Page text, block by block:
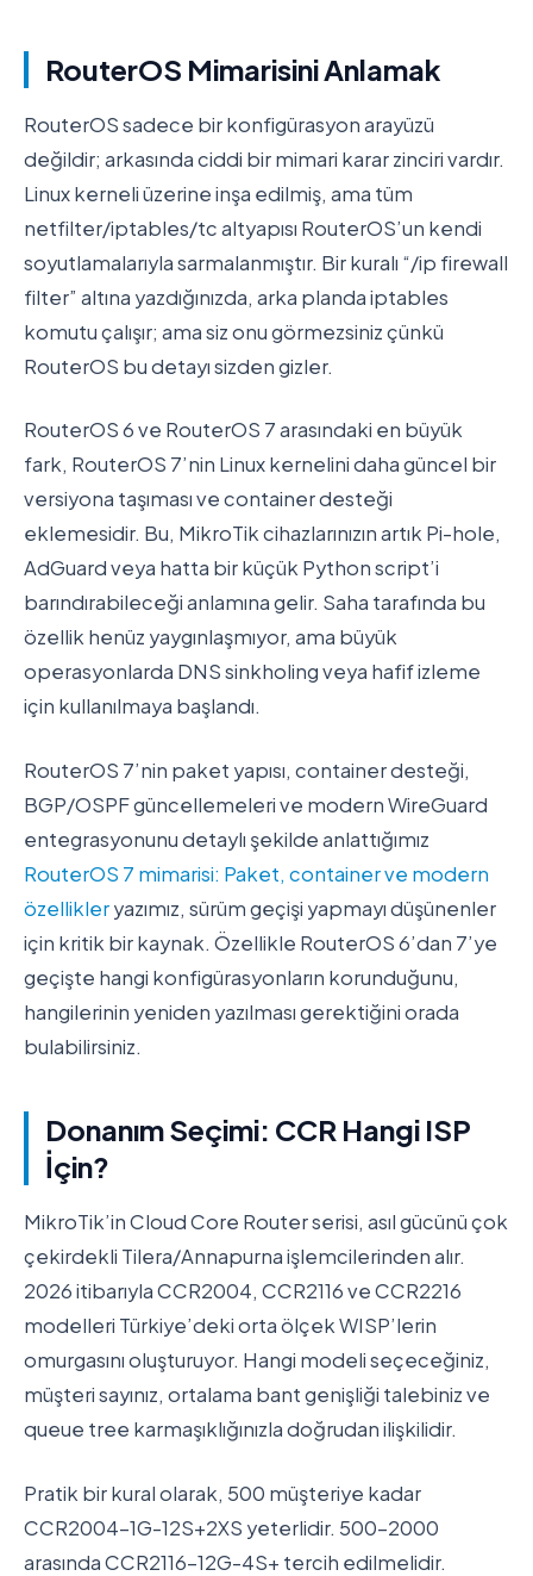
RouterOS Mimarisini Anlamak
RouterOS sadece bir konfigürasyon arayüzü
değildir; arkasında ciddi bir mimari karar zinciri vardır.
Linux kerneli üzerine inşa edilmiş, ama tüm
netfilter/iptables/tc altyapısı RouterOS’un kendi
soyutlamalarıyla sarmalanmıştır. Bir kuralı “/ip firewall
filter” altına yazdığınızda, arka planda iptables
komutu çalışır; ama siz onu görmezsiniz çünkü
RouterOS bu detayı sizden gizler.
RouterOS 6 ve RouterOS 7 arasındaki en büyük
fark, RouterOS 7’nin Linux kernelini daha güncel bir
versiyona taşıması ve container desteği
eklemesidir. Bu, MikroTik cihazlarınızın artık Pi-hole,
AdGuard veya hatta bir küçük Python script’i
barındırabileceği anlamına gelir. Saha tarafında bu
özellik henüz yaygınlaşmıyor, ama büyük
operasyonlarda DNS sinkholing veya hafif izleme
için kullanılmaya başlandı.
RouterOS 7’nin paket yapısı, container desteği,
BGP/OSPF güncellemeleri ve modern WireGuard
entegrasyonunu detaylı şekilde anlattığımız
RouterOS 7 mimarisi: Paket, container ve modern
özellikleryazımız, sürüm geçişi yapmayı düşünenler
için kritik bir kaynak. Özellikle RouterOS 6’dan 7’ye
geçişte hangi konfigürasyonların korunduğunu,
hangilerinin yeniden yazılması gerektiğini orada
bulabilirsiniz.
Donanım Seçimi: CCR Hangi ISP
İçin?
MikroTik’in Cloud Core Router serisi, asıl gücünü çok
çekirdekli Tilera/Annapurna işlemcilerinden alır.
2026 itibarıyla CCR2004, CCR2116 ve CCR2216
modelleri Türkiye’deki orta ölçek WISP’lerin
omurgasını oluşturuyor. Hangi modeli seçeceğiniz,
müşteri sayınız, ortalama bant genişliği talebiniz ve
queue tree karmaşıklığınızla doğrudan ilişkilidir.
Pratik bir kural olarak, 500 müşteriye kadar
CCR2004-1G-12S+2XS yeterlidir. 500-2000
arasında CCR2116-12G-4S+ tercih edilmelidir.